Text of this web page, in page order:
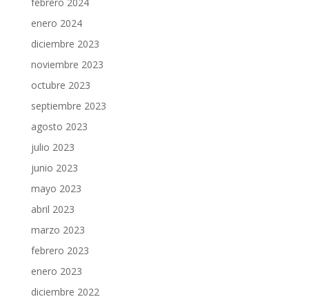
enero 2024
diciembre 2023
noviembre 2023
octubre 2023
septiembre 2023
agosto 2023
julio 2023
junio 2023
mayo 2023
abril 2023
marzo 2023
febrero 2023
enero 2023
diciembre 2022